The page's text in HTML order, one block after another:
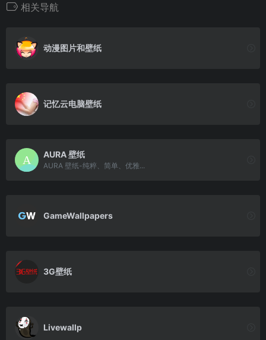
相关导航
动漫图片和壁纸
记忆云电脑壁纸
AURA 壁纸
AURA 壁纸-纯粹、简单、优雅...
GameWallpapers
3G壁纸
Livewallp